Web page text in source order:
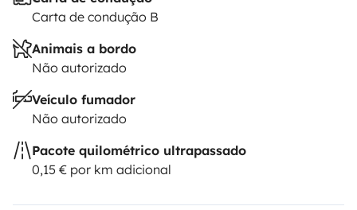
Carta de condução B
Animais a bordo
Não autorizado
Veículo fumador
Não autorizado
Pacote quilométrico ultrapassado
0,15 € por km adicional